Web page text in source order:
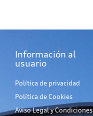
Información al
usuario
Política de privacidad
Política de Cookies
Aviso Legal y